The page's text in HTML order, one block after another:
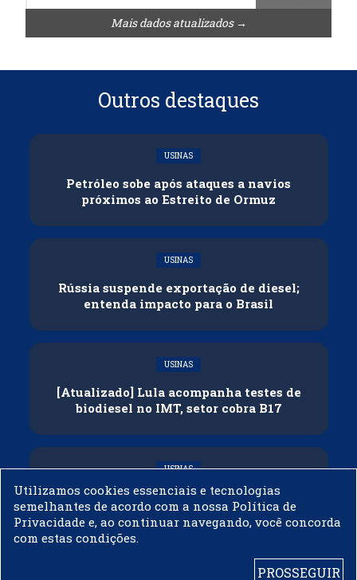
Mais dados atualizados →
Outros destaques
USINAS
Petróleo sobe após ataques a navios
próximos ao Estreito de Ormuz
USINAS
Rússia suspende exportação de diesel;
entenda impacto para o Brasil
USINAS
[Atualizado] Lula acompanha testes de
biodiesel no IMT, setor cobra B17
USINAS
Governo adia reunião sobre mistura de
etanol na gasolina
Utilizamos cookies essenciais e tecnologias
semelhantes de acordo com a nossa Política de
Privacidade e, ao continuar navegando, você concorda
com estas condições.
PROSSEGUIR